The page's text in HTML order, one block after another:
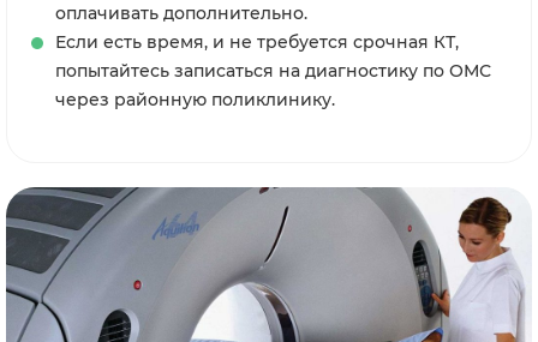
оплачивать дополнительно.
Если есть время, и не требуется срочная КТ,
попытайтесь записаться на диагностику по ОМС
через районную поликлинику.